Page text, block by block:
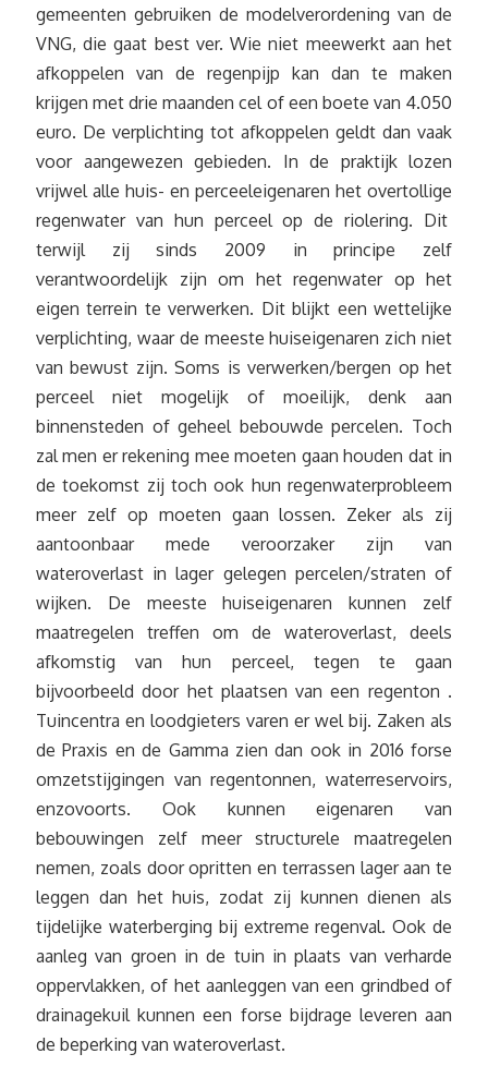
gemeenten gebruiken de modelverordening van de
VNG, die gaat best ver. Wie niet meewerkt aan het
afkoppelen van de regenpijp kan dan te maken
krijgen met drie maanden cel of een boete van 4.050
euro. De verplichting tot afkoppelen geldt dan vaak
voor aangewezen gebieden. In de praktijk lozen
vrijwel alle huis- en perceeleigenaren het overtollige
regenwater van hun perceel op de riolering. Dit
terwijl zij sinds 2009 in principe zelf
verantwoordelijk zijn om het regenwater op het
eigen terrein te verwerken. Dit blijkt een wettelijke
verplichting, waar de meeste huiseigenaren zich niet
van bewust zijn. Soms is verwerken/bergen op het
perceel niet mogelijk of moeilijk, denk aan
binnensteden of geheel bebouwde percelen. Toch
zal men er rekening mee moeten gaan houden dat in
de toekomst zij toch ook hun regenwaterprobleem
meer zelf op moeten gaan lossen. Zeker als zij
aantoonbaar mede veroorzaker zijn van
wateroverlast in lager gelegen percelen/straten of
wijken. De meeste huiseigenaren kunnen zelf
maatregelen treffen om de wateroverlast, deels
afkomstig van hun perceel, tegen te gaan
bijvoorbeeld door het plaatsen van een regenton .
Tuincentra en loodgieters varen er wel bij. Zaken als
de Praxis en de Gamma zien dan ook in 2016 forse
omzetstijgingen van regentonnen, waterreservoirs,
enzovoorts. Ook kunnen eigenaren van
bebouwingen zelf meer structurele maatregelen
nemen, zoals door opritten en terrassen lager aan te
leggen dan het huis, zodat zij kunnen dienen als
tijdelijke waterberging bij extreme regenval. Ook de
aanleg van groen in de tuin in plaats van verharde
oppervlakken, of het aanleggen van een grindbed of
drainagekuil kunnen een forse bijdrage leveren aan
de beperking van wateroverlast.